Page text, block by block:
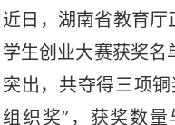
近日 ，湖南省教育
学生创业大赛获奖名
突出，共夺得三项
组织奖”，获奖数